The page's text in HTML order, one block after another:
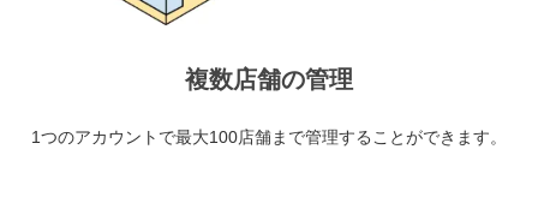
複数店舗の管理
1つのアカウントで最大100店舗まで管理することができます。